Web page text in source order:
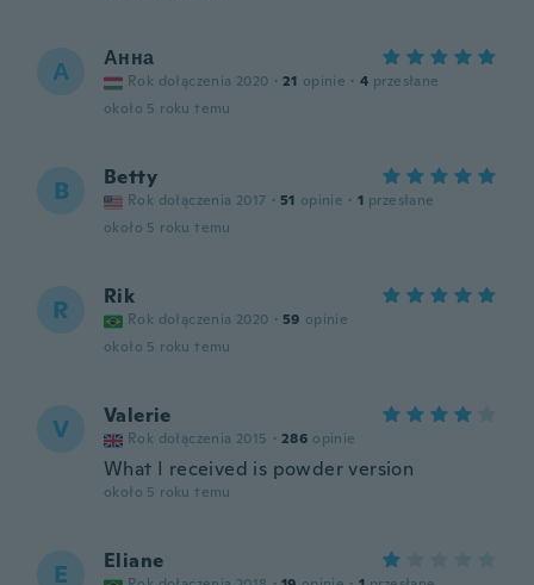
А Анна
Rok dołączenia 2020 · 21 opinie · 4 przesłane
około 5 roku temu
B Betty
Rok dołączenia 2017 · 51 opinie · 1 przesłane
około 5 roku temu
R Rik
Rok dołączenia 2020 · 59 opinie
około 5 roku temu
V Valerie
Rok dołączenia 2015 · 286 opinie
What I received is powder version
około 5 roku temu
E Eliane